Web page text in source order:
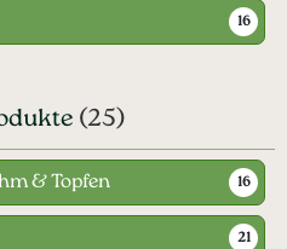
16
(25)
& Topfen 16
21